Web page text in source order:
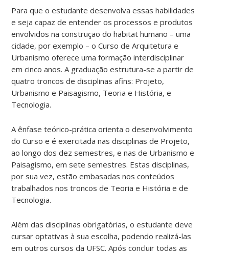
Para que o estudante desenvolva essas habilidades
e seja capaz de entender os processos e produtos
envolvidos na construção do habitat humano – uma
cidade, por exemplo – o Curso de Arquitetura e
Urbanismo oferece uma formação interdisciplinar
em cinco anos. A graduação estrutura-se a partir de
quatro troncos de disciplinas afins: Projeto,
Urbanismo e Paisagismo, Teoria e História, e
Tecnologia.
A ênfase teórico-prática orienta o desenvolvimento
do Curso e é exercitada nas disciplinas de Projeto,
ao longo dos dez semestres, e nas de Urbanismo e
Paisagismo, em sete semestres. Estas disciplinas,
por sua vez, estão embasadas nos conteúdos
trabalhados nos troncos de Teoria e História e de
Tecnologia.
Além das disciplinas obrigatórias, o estudante deve
cursar optativas à sua escolha, podendo realizá-las
em outros cursos da UFSC. Após concluir todas as